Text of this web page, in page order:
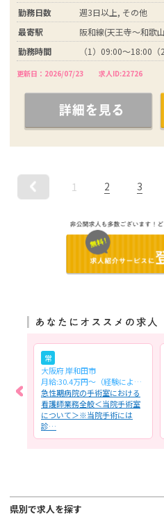
勤務日数
週3日以上, その他
最寄駅
阪和線(天王寺～和歌
勤務時間
（1）09:00～18:00
更新日：2026/07/23 求人ID:22726
1 2 3
常
大阪府 岸和田市
月給:30.4万円～（経験による）
急性期病院の手術室における
看護師業務全般＜当院手術室
について＞※当院手術には
診…
県別で求人を探す